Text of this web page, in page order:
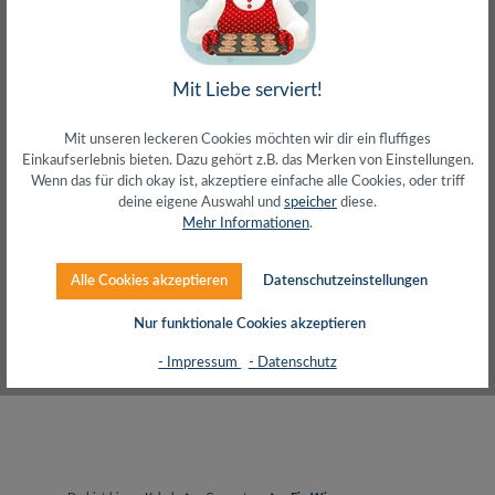
Produkte filtern
Keine Produkte gefunden.
Mit Liebe serviert!
Mit unseren leckeren Cookies möchten wir dir ein fluffiges
Einkaufserlebnis bieten. Dazu gehört z.B. das Merken von Einstellungen.
Wenn das für dich okay ist, akzeptiere einfache alle Cookies, oder triff
deine eigene Auswahl und speicher diese.
Mehr Informationen.
Alle Cookies akzeptieren Datenschutzeinstellungen
Nur funktionale Cookies akzeptieren
- Impressum - Datenschutz